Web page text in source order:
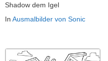
Shadow dem Igel
In Ausmalbilder von Sonic